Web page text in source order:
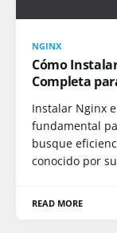
NGINX
Cómo
Completa
Instalar Nginx
fundamental
busque
conocido por
READ MORE